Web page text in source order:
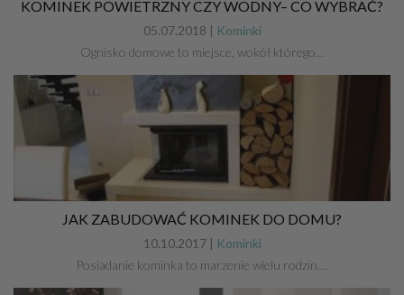
KOMINEK POWIETRZNY CZY WODNY– CO WYBRAĆ?
05.07.2018 | Kominki
Ognisko domowe to miejsce, wokół którego…
JAK ZABUDOWAĆ KOMINEK DO DOMU?
10.10.2017 | Kominki
Posiadanie kominka to marzenie wielu rodzin.…